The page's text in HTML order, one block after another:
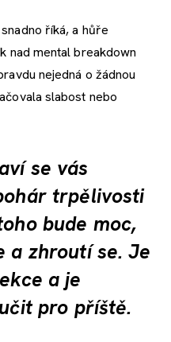
říká, a hůře
nad mental breakdown
nejedná o žádnou
slabost nebo
se vás
trpělivosti
bude moc,
a zhroutí se. Je
a je
pro příště.